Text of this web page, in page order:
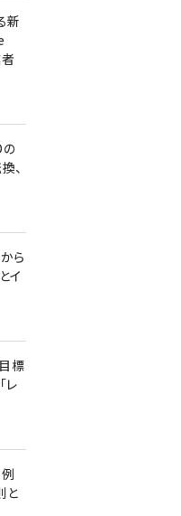
新
、
ら
イ
標
レ
と